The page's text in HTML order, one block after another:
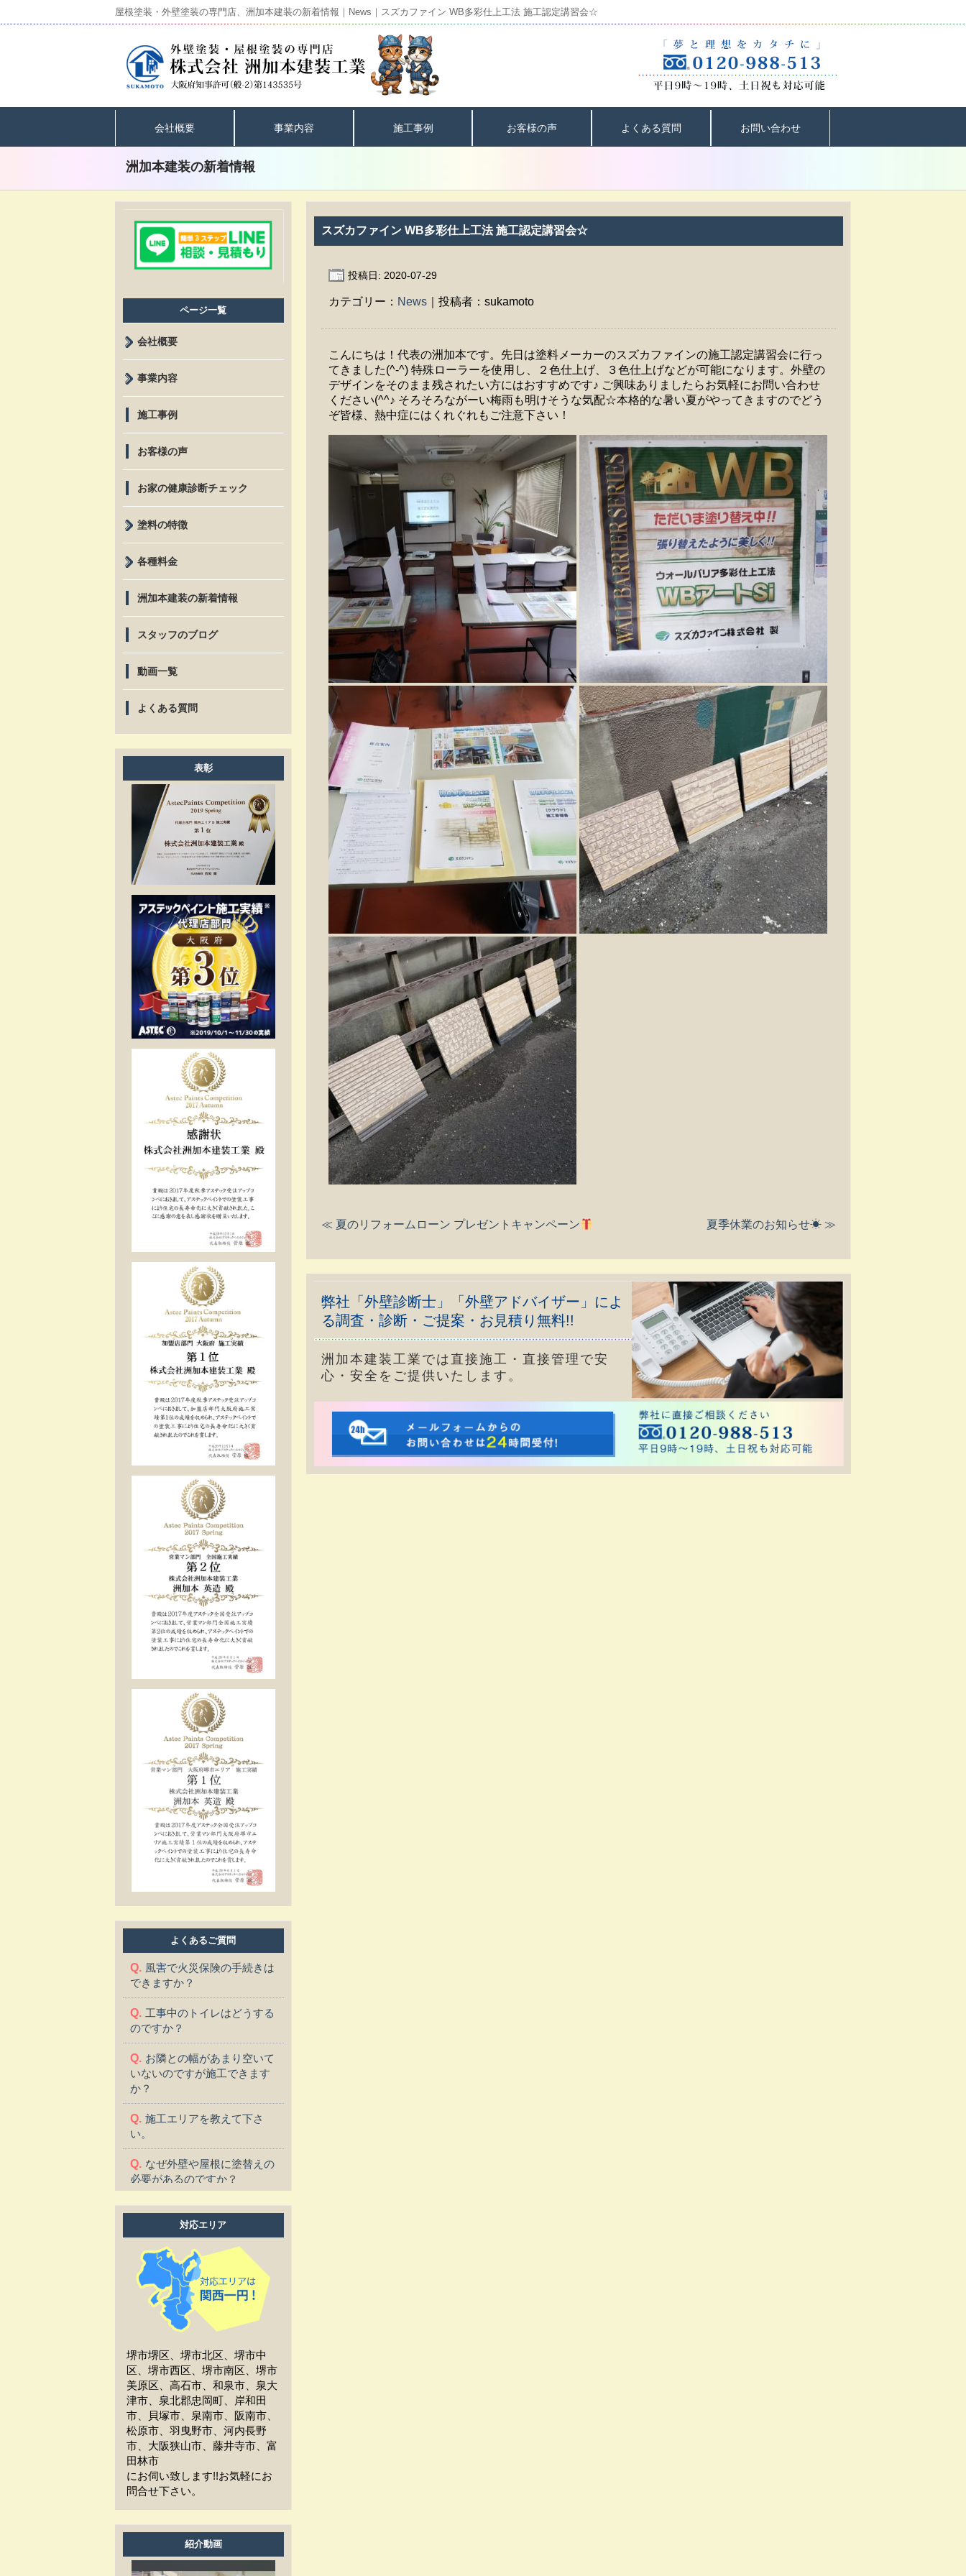
屋根塗装・外壁塗装の専門店、洲加本建装の新着情報｜News｜スズカファイン WB多彩仕上工法 施工認定講習会☆
会社概要 事業内容 施工事例 お客様の声 よくある質問 お問い合わせ
洲加本建装の新着情報
スズカファイン WB多彩仕上工法 施工認定講習会☆
投稿日: 2020-07-29
カテゴリー： News ｜投稿者：sukamoto
こんにちは！代表の洲加本です。先日は塗料メーカーのスズカファインの施工認定講習会に行っ
てきました(^-^) 特殊ローラーを使用し、２色仕上げ、３色仕上げなどが可能になります。外壁の
デザインをそのまま残されたい方にはおすすめです♪ ご興味ありましたらお気軽にお問い合わせ
ください(^^♪ そろそろながーい梅雨も明けそうな気配☆本格的な暑い夏がやってきますのでどう
ぞ皆様、熱中症にはくれぐれもご注意下さい！
≪ 夏のリフォームローン プレゼントキャンペーン 夏季休業のお知らせ☀ ≫
弊社「外壁診断士」「外壁アドバイザー」によ
る調査・診断・ご提案・お見積り無料!!
洲加本建装工業では直接施工・直接管理で安
心・安全をご提供いたします。
ページ一覧
会社概要
事業内容
施工事例
お客様の声
お家の健康診断チェック
塗料の特徴
各種料金
洲加本建装の新着情報
スタッフのブログ
動画一覧
よくある質問
表彰
よくあるご質問
風害で火災保険の手続きは
できますか？
工事中のトイレはどうする
のですか？
お隣との幅があまり空いて
いないのですが施工できます
か？
施工エリアを教えて下さ
い。
なぜ外壁や屋根に塗替えの
必要があるのですか？
塗替えに適した季節はあり
工事中、車はどうしたらい
いか？
工事中、気になる事や相談
などがある場合はどうすれば
よいですか？
工事中は留守をしても大丈
夫ですか？
施工後の保証はどうなって
いますか？
作業時間は何時から何時ま
でですか？
家の周囲に荷物を置いてま
すが、どこまで片付ければよ
いですか？
洗濯物は干せますか？
対応エリア
堺市堺区、堺市北区、堺市中
区、堺市西区、堺市南区、堺市
美原区、高石市、和泉市、泉大
津市、泉北郡忠岡町、岸和田
市、貝塚市、泉南市、阪南市、
松原市、羽曳野市、河内長野
市、大阪狭山市、藤井寺市、富
田林市
にお伺い致します!!お気軽にお
問合せ下さい。
紹介動画